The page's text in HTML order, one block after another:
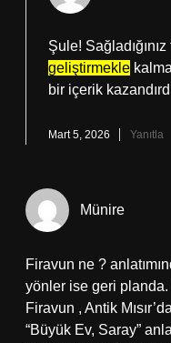
Şule!
geliştirmekle
bir içerik
Mart 5, 2026 Yanıtla
Münire
Firavun ne ?
yönler ise geri
Firavun , Antik
“Büyük Ev, Saray”